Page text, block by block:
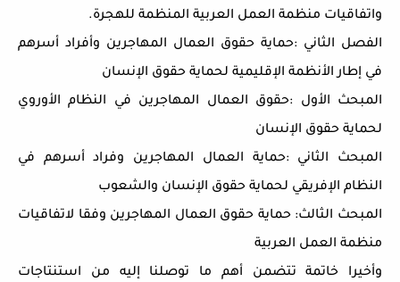
واتفاقيات منظمة العمل العربية المنظمة للهجرة.
الفصل الثاني :حماية حقوق العمال المهاجرين وأفراد أسرهم
في إطار الأنظمة الإقليمية لحماية حقوق الإنسان
المبحث الأول :حقوق العمال المهاجرين في النظام الأوروي
لحماية حقوق الإنسان
المبحث الثاني :حماية العمال المهاجرين وفراد أسرهم في
النظام الإفريقي لحماية حقوق الإنسان والشعوب
المبحث الثالث: حماية حقوق العمال المهاجرين وفقا لاتفاقيات
منظمة العمل العربية
وأخيرا خاتمة تتضمن أهم ما توصلنا إليه من استنتاجات